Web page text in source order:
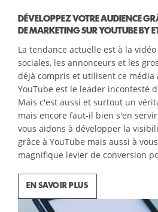
DÉVELOPPEZ VOTRE AUDIENCE
DE MARKETING SUR YOUTUBE BY
La tendance actuelle est à la
sociales, les annonceurs et les
déjà compris et utilisent ce média
YouTube est le leader incontesté
Mais c'est aussi et surtout un
mais encore faut-il bien s'en
vous aidons à développer la
grâce à YouTube mais aussi à
magnifique levier de conversion
EN SAVOIR PLUS